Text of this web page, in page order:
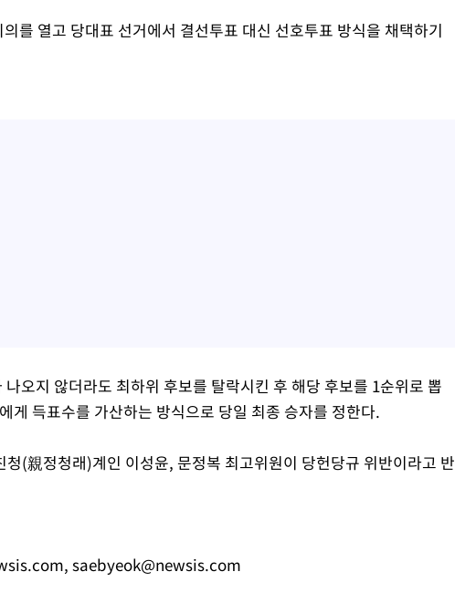
를 열고 당대표 선거에서 결선투표 대신 선호투표 방식을 채택하기
오지 않더라도 최하위 후보를 탈락시킨 후 해당 후보를 1순위로 뽑
게 득표수를 가산하는 방식으로 당일 최종 승자를 정한다.
(親정청래)계인 이성윤, 문정복 최고위원이 당헌당규 위반이라고 반
, saebyeok@newsis.com